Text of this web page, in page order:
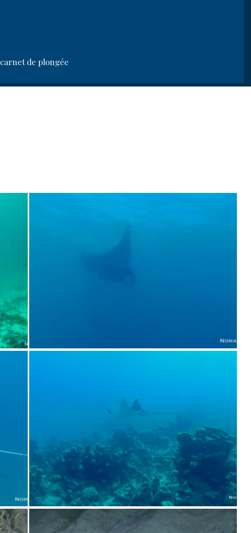
carnet de plongée